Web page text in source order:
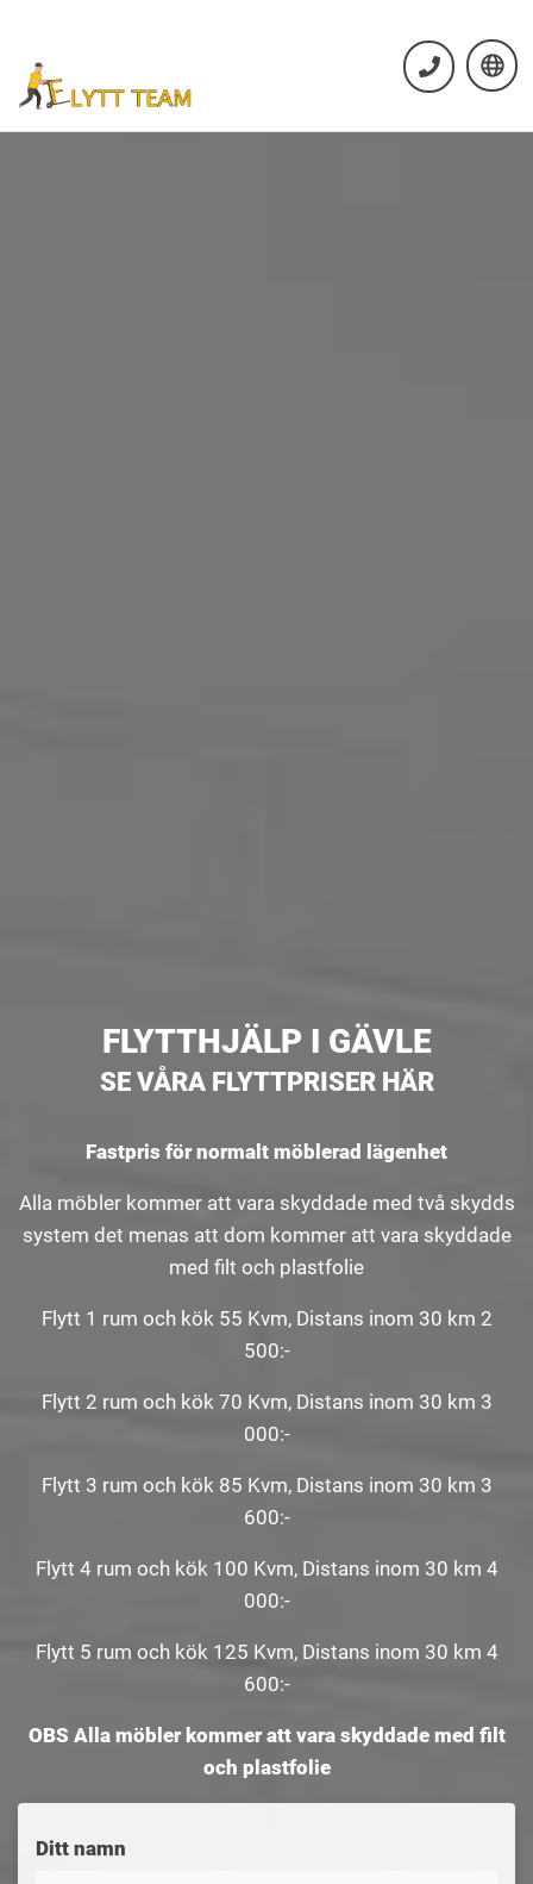
FLYTTHJÄLP I GÄVLE
SE VÅRA FLYTTPRISER HÄR
Fastpris för normalt möblerad lägenhet
Alla möbler kommer att vara skyddade med två skydds
system det menas att dom kommer att vara skyddade
med filt och plastfolie
Flytt 1 rum och kök 55 Kvm, Distans inom 30 km 2
500:-
Flytt 2 rum och kök 70 Kvm, Distans inom 30 km 3
000:-
Flytt 3 rum och kök 85 Kvm, Distans inom 30 km 3
600:-
Flytt 4 rum och kök 100 Kvm, Distans inom 30 km 4
000:-
Flytt 5 rum och kök 125 Kvm, Distans inom 30 km 4
600:-
OBS Alla möbler kommer att vara skyddade med filt
och plastfolie
Ditt namn